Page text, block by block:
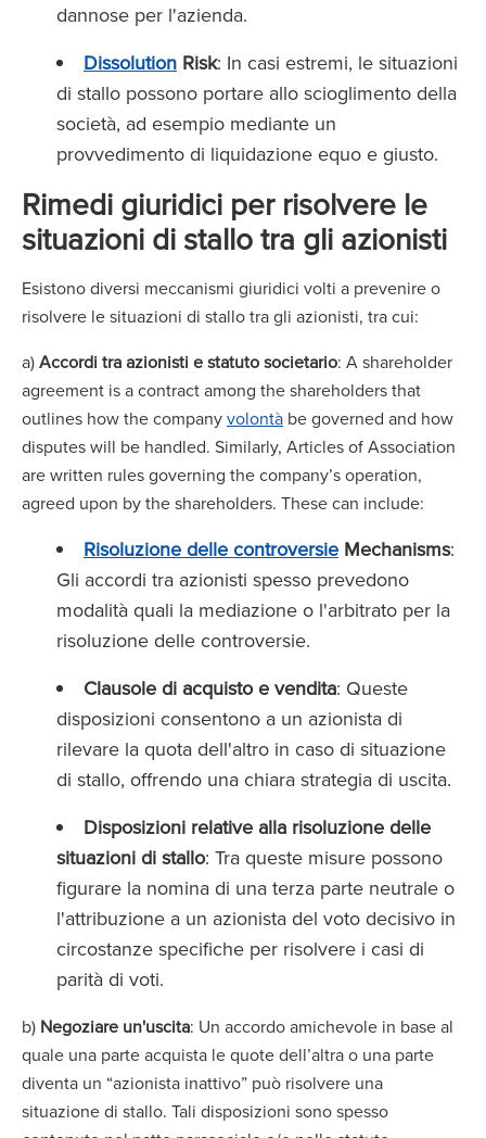
dannose per l'azienda.
Dissolution Risk: In casi estremi, le situazioni
di stallo possono portare allo scioglimento della
società, ad esempio mediante un
provvedimento di liquidazione equo e giusto.
Rimedi giuridici per risolvere le
situazioni di stallo tra gli azionisti
Esistono diversi meccanismi giuridici volti a prevenire o
risolvere le situazioni di stallo tra gli azionisti, tra cui:
a)Accordi tra azionisti e statuto societario: A shareholder
agreement is a contract among the shareholders that
outlines how the companyvolontà be governed and how
disputes will be handled. Similarly, Articles of Association
are written rules governing the company’s operation,
agreed upon by the shareholders. These can include:
Risoluzione delle controversie Mechanisms:
Gli accordi tra azionisti spesso prevedono
modalità quali la mediazione o l'arbitrato per la
risoluzione delle controversie.
Clausole di acquisto e vendita: Queste
disposizioni consentono a un azionista di
rilevare la quota dell'altro in caso di situazione
di stallo, offrendo una chiara strategia di uscita.
Disposizioni relative alla risoluzione delle
situazioni di stallo: Tra queste misure possono
figurare la nomina di una terza parte neutrale o
l'attribuzione a un azionista del voto decisivo in
circostanze specifiche per risolvere i casi di
parità di voti.
b) Negoziare un'uscita: Un accordo amichevole in base al
quale una parte acquista le quote dell’altra o una parte
diventa un “azionista inattivo” può risolvere una
situazione di stallo. Tali disposizioni sono spesso